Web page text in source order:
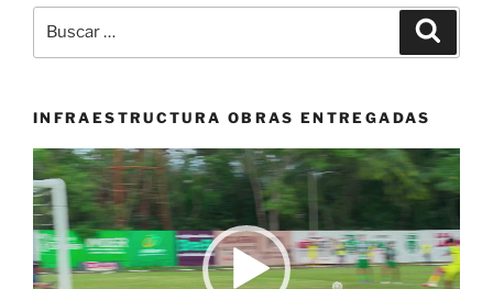
mejorando
juego
superior
rival»
por:
INFRAESTRUCTURA OBRAS ENTREGADAS
Reproductor
de
vídeo